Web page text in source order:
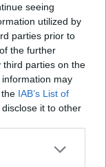
seeing
utilized by
parties prior to
the further
third parties on the
information may
IAB’s List of
it to other